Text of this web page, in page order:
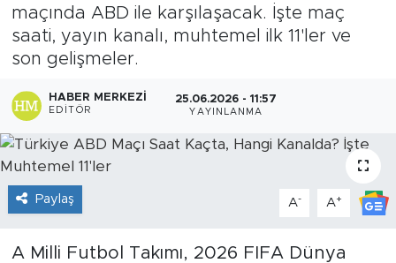
maçında ABD ile karşılaşacak. İşte maç
saati, yayın kanalı, muhtemel ilk 11'ler ve
son gelişmeler.
HABER MERKEZI
EDITÖR
25.06.2026 - 11:57
YAYINLANMA
Paylaş A- A+
A Milli Futbol Takımı, 2026 FIFA Dünya
Sağlık
Spor
Teknoloji
Son Dakika Haberleri